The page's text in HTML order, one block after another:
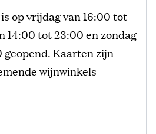
op vrijdag van 16:00 tot
14:00 tot 23:00 en zondag
geopend. Kaarten zijn
wijnwinkels